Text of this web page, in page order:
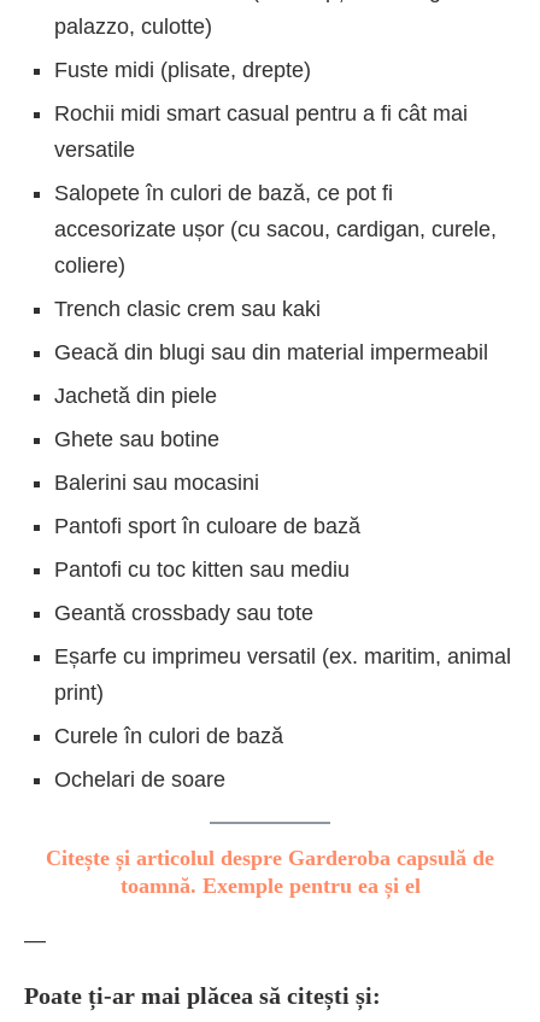
palazzo, culotte)
Fuste midi (plisate, drepte)
Rochii midi smart casual pentru a fi cât mai
versatile
Salopete în culori de bază, ce pot fi
accesorizate ușor (cu sacou, cardigan, curele,
coliere)
Trench clasic crem sau kaki
Geacă din blugi sau din material impermeabil
Jachetă din piele
Ghete sau botine
Balerini sau mocasini
Pantofi sport în culoare de bază
Pantofi cu toc kitten sau mediu
Geantă crossbady sau tote
Eșarfe cu imprimeu versatil (ex. maritim, animal
print)
Curele în culori de bază
Ochelari de soare
Citește și articolul despre Garderoba capsulă de
toamnă. Exemple pentru ea și el
—
Poate ți-ar mai plăcea să citești și: